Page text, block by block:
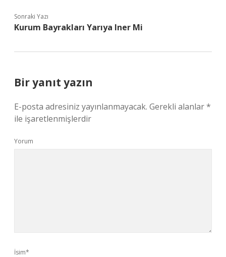
Sonraki Yazı
Kurum Bayrakları Yarıya Iner Mi
Bir yanıt yazın
E-posta adresiniz yayınlanmayacak. Gerekli alanlar*
ile işaretlenmişlerdir
Yorum
İsim*